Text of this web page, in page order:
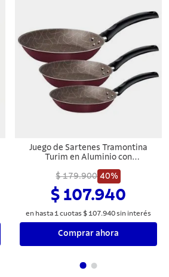
Juego de Sartenes Tramontina
Turim en Aluminio con
Antiadherente Starflon Max Rojo 3
Piezas
$ 179.900 40%
$ 107.940
en hasta 1 cuotas $ 107.940sin interés
Comprar ahora